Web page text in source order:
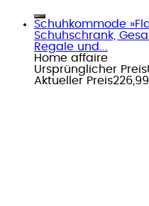
Schuhkommode
Schuhschrank,
Regale und...
Home affaire
Ursprünglicher Preis
Aktueller Preis